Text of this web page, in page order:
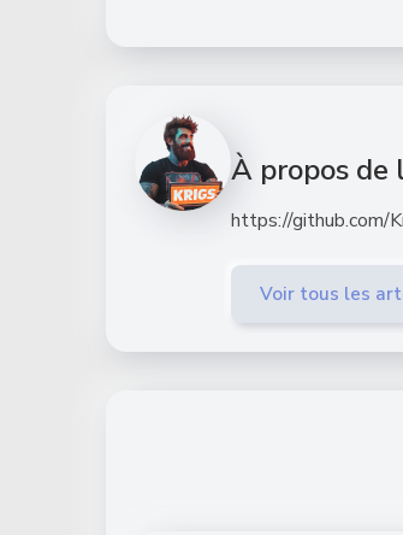
À propos de
https://github.com/
Voir tous les